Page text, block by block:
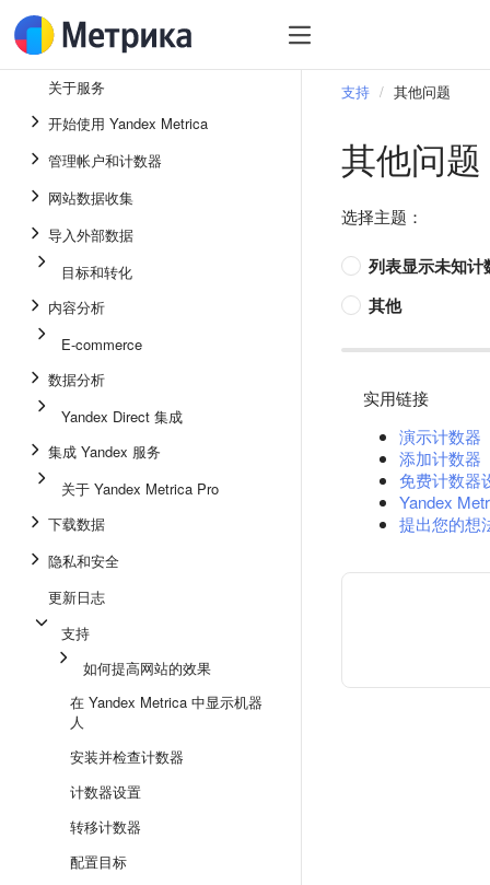
关于服务
开始使用 Yandex Metrica
管理帐户和计数器
网站数据收集
导入外部数据
目标和转化
内容分析
E-commerce
数据分析
Yandex Direct 集成
集成 Yandex 服务
关于 Yandex Metrica Pro
下载数据
隐私和安全
更新日志
支持
如何提高网站的效果
在 Yandex Metrica 中显示机器
人
安装并检查计数器
计数器设置
转移计数器
配置目标
支持 其他问题
其他问题
选择主题：
列表显示未知计
其他
实用链接
演示计数器
添加计数器
免费计数器
Yandex
提出您的想